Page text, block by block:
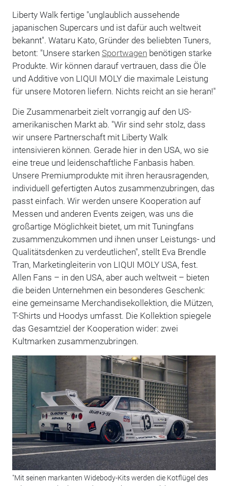
Liberty Walk fertige "unglaublich aussehende
japanischen Supercars und ist dafür auch weltweit
bekannt". Wataru Kato, Gründer des beliebten Tuners,
betont: "Unsere starken Sportwagen benötigen starke
Produkte. Wir können darauf vertrauen, dass die Öle
und Additive von LIQUI MOLY die maximale Leistung
für unsere Motoren liefern. Nichts reicht an sie heran!"
Die Zusammenarbeit zielt vorrangig auf den US-
amerikanischen Markt ab. "Wir sind sehr stolz, dass
wir unsere Partnerschaft mit Liberty Walk
intensivieren können. Gerade hier in den USA, wo sie
eine treue und leidenschaftliche Fanbasis haben.
Unsere Premiumprodukte mit ihren herausragenden,
individuell gefertigten Autos zusammenzubringen, das
passt einfach. Wir werden unsere Kooperation auf
Messen und anderen Events zeigen, was uns die
großartige Möglichkeit bietet, um mit Tuningfans
zusammenzukommen und ihnen unser Leistungs- und
Qualitätsdenken zu verdeutlichen", stellt Eva Brendle
Tran, Marketingleiterin von LIQUI MOLY USA, fest.
Allen Fans – in den USA, aber auch weltweit – bieten
die beiden Unternehmen ein besonderes Geschenk:
eine gemeinsame Merchandisekollektion, die Mützen,
T-Shirts und Hoodys umfasst. Die Kollektion spiegele
das Gesamtziel der Kooperation wider: zwei
Kultmarken zusammenzubringen.
"Mit seinen markanten Widebody-Kits werden die Kotflügel des